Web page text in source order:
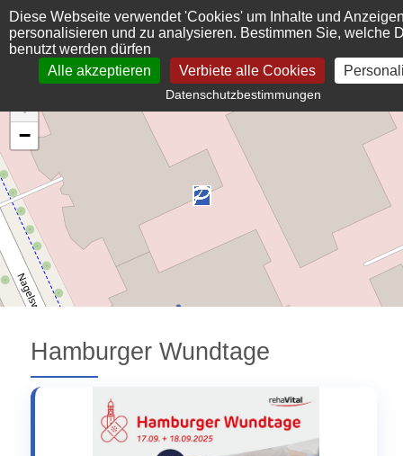
Cookie-Einstellungen
Diese Webseite verwendet 'Cookies' um Inhalte und
personalisieren und zu analysieren. Bestimmen Sie, welche
benutzt werden dürfen
Alle akzeptieren
Verbiete alle Cookies
Datenschutzbestimmungen
+
−
Hamburger Wundtage